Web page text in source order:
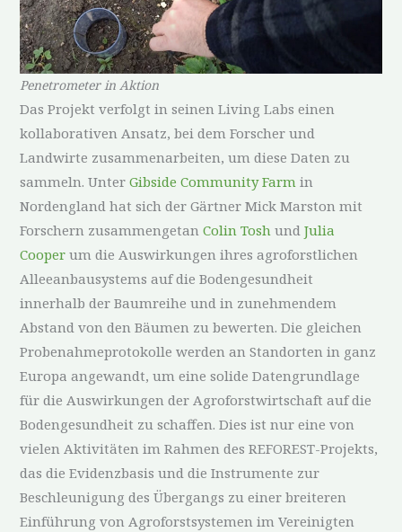
Penetrometer in Aktion
Das Projekt verfolgt in seinen Living Labs einen
kollaborativen Ansatz, bei dem Forscher und
Landwirte zusammenarbeiten, um diese Daten zu
sammeln. UnterGibside Community Farm in
Nordengland hat sich der Gärtner Mick Marston mit
Forschern zusammengetanColin Tosh undJulia
Cooper um die Auswirkungen ihres agroforstlichen
Alleeanbausystems auf die Bodengesundheit
innerhalb der Baumreihe und in zunehmendem
Abstand von den Bäumen zu bewerten. Die gleichen
Probenahmeprotokolle werden an Standorten in ganz
Europa angewandt, um eine solide Datengrundlage
für die Auswirkungen der Agroforstwirtschaft auf die
Bodengesundheit zu schaffen. Dies ist nur eine von
vielen Aktivitäten im Rahmen des REFOREST-Projekts,
das die Evidenzbasis und die Instrumente zur
Beschleunigung des Übergangs zu einer breiteren
Einführung von Agroforstsystemen im Vereinigten